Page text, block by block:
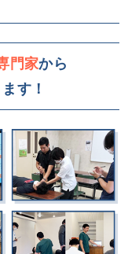
門家から
す！